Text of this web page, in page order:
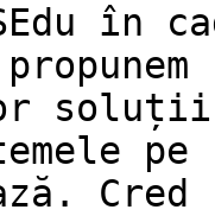
în
soluții
pe
Cred